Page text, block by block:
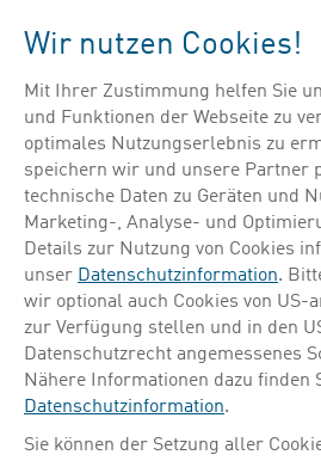
HAUPTSTANDORT
Wir nutzen Cookies!
Mit Ihrer Zustimmung helfen Sie
und Funktionen der Webseite zu
optimales Nutzungserlebnis zu
speichern wir und unsere Partner
technische Daten zu Geräten und
Marketing-, Analyse- und
Details zur Nutzung von Cookies
unser Datenschutzinformation.
wir optional auch Cookies von US-
zur Verfügung stellen und in den
Datenschutzrecht angemessenes
Nähere Informationen dazu finden
Datenschutzinformation.
Sie können der Setzung aller